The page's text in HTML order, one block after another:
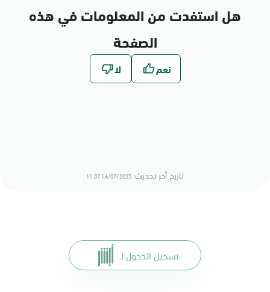
هل استفدت من المعلومات في هذه
الصفحة
تاريخ أخر تحديث: 16/07/2025 11:07
تسجيل الدخول لـ